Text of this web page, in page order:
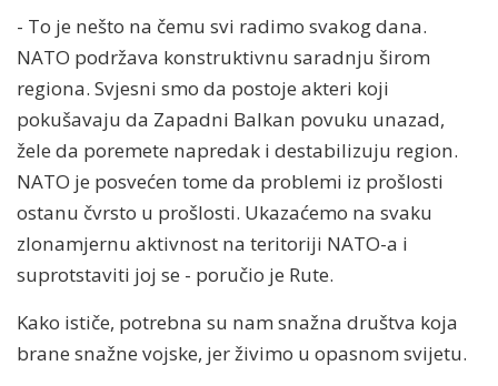
- To je nešto na čemu svi radimo svakog dana.
NATO podržava konstruktivnu saradnju širom
regiona. Svjesni smo da postoje akteri koji
pokušavaju da Zapadni Balkan povuku unazad,
žele da poremete napredak i destabilizuju region.
NATO je posvećen tome da problemi iz prošlosti
ostanu čvrsto u prošlosti. Ukazaćemo na svaku
zlonamjernu aktivnost na teritoriji NATO-a i
suprotstaviti joj se - poručio je Rute.
Kako ističe, potrebna su nam snažna društva koja
brane snažne vojske, jer živimo u opasnom svijetu.